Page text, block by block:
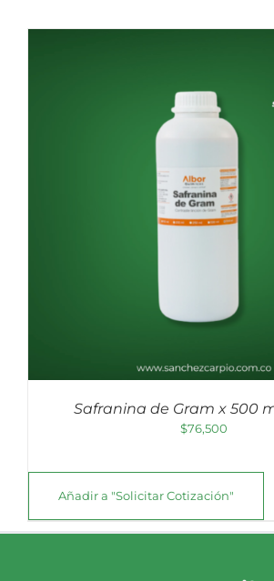
Safranina de Gram x 500
$76,500
Añadir a "Solicitar Cotización"